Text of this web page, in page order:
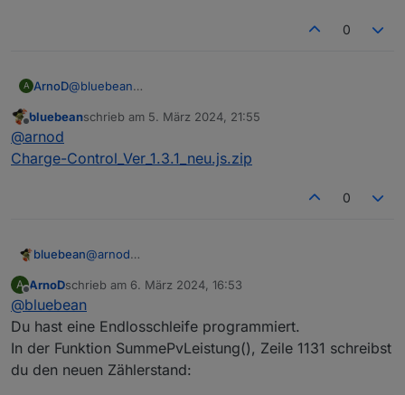
0
A ArnoD@bluebean
Offline
bluebeanschrieb am 5. März 2024, 21:55
zuletzt editiert von
@arnod
Charge-Control_Ver_1.3.1_neu.js.zip
0
bluebean@arnod
A
Offline
ArnoDschrieb am 6. März 2024, 16:53
zuletzt editiert von
@bluebean
Du hast eine Endlosschleife programmiert.
In der Funktion SummePvLeistung(), Zeile 1131 schreibst
du den neuen Zählerstand: